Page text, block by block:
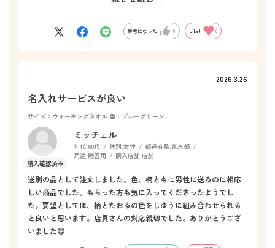
参考になった 0 Like! 0
2026.3.26
名入れサービスが良い
サイズ：ウォーキングタオル 色：ブルーグリーン
ミッチェル
年代:60代 性別:女性 都道府県:東京都
用途:贈答用 購入店舗:店舗
送別の品として注文しました。色、柄ともに男性に送るのに相応
しい商品でした。もらった方も気に入ってくださったようでし
た。要望としては、柄とたおるの色をじゆうに組み合わせられる
と良いと思います。店員さんの対応親切でした。ありがとうござ
いました😊